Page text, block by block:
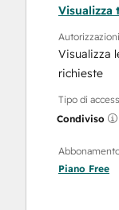
Visualizza
richieste
Tipo di
Condiviso
Piano Free